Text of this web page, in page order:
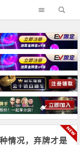
情况，弃牌才是